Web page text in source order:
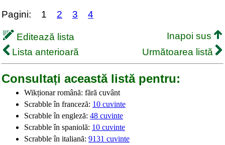
Pagini: 1 2 3 4
Editează lista
Inapoi sus
Lista anterioară
Următoarea listă
Consultați această listă pentru:
Wikționar română: fără cuvânt
Scrabble în franceză: 10 cuvinte
Scrabble în engleză: 48 cuvinte
Scrabble în spaniolă: 10 cuvinte
Scrabble în italiană: 9131 cuvinte